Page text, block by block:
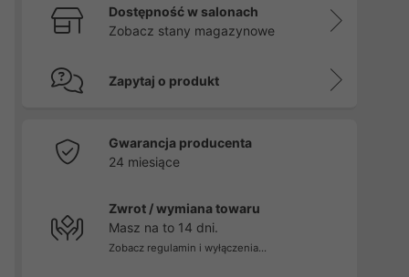
Dostępność w salonach
Zobacz stany magazynowe
Zapytaj o produkt
Gwarancja producenta
24 miesiące
Zwrot / wymiana towaru
Masz na to 14 dni.
Zobacz regulamin i wyłączenia...